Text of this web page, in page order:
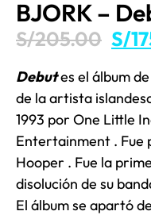
BJORK –
S/205.00 S/
Debutes el álbum
de la artista
1993 por One Little
Entertainment . Fue
Hooper . Fue la
disolución de su
El álbum se apartó